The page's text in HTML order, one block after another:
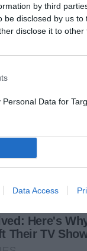
by third
be disclosed by us
disclose it to other
Data for
Data Access